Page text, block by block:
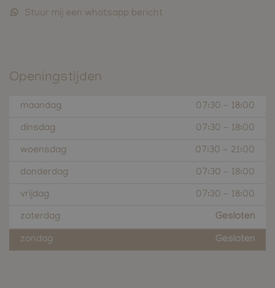
Stuur mij een whatsapp bericht
Openingstijden
maandag 07:30 - 18:00
dinsdag
07:30 - 18:00
woensdag
07:30 - 21:00
donderdag
07:30 - 18:00
vrijdag
07:30 - 18:00
zaterdag
Gesloten
zondag Gesloten